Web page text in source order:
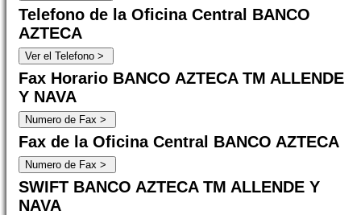
Telefono de la Oficina Central BANCO
AZTECA
Fax Horario BANCO AZTECA TM ALLENDE
Y NAVA
Fax de la Oficina Central BANCO AZTECA
SWIFT BANCO AZTECA TM ALLENDE Y
NAVA